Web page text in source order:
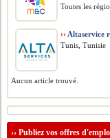
Toutes les
›› Altaservice
Tunis, Tunisie
Aucun article trouvé.
››Publiez vos offres